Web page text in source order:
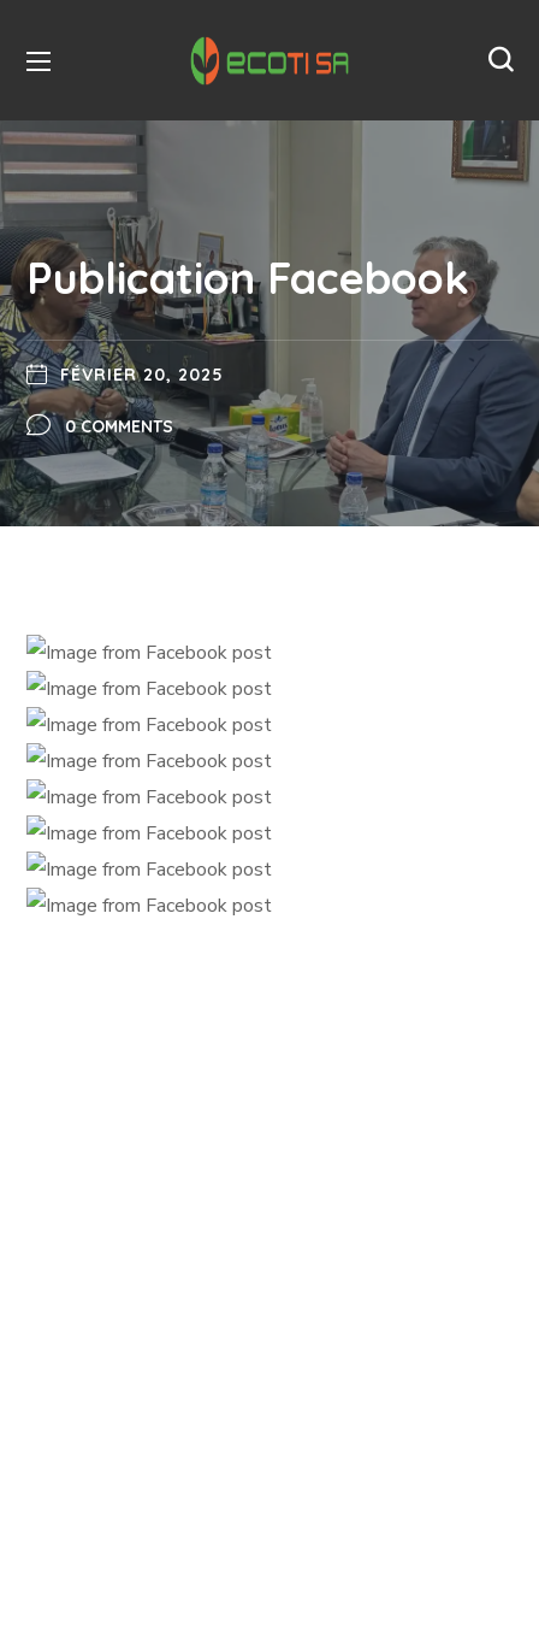
Publication Facebook
FÉVRIER 20, 2025
0 COMMENTS